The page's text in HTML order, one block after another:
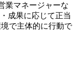
業マネージャーな
・成果に応じて正当
境で主体的に行動で